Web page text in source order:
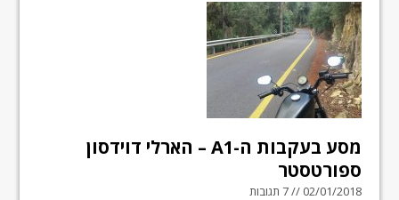
מסע בעקבות ה-A1 – הארלי דוידסון
ספורטסטר
02/01/2018 // 7 תגובות